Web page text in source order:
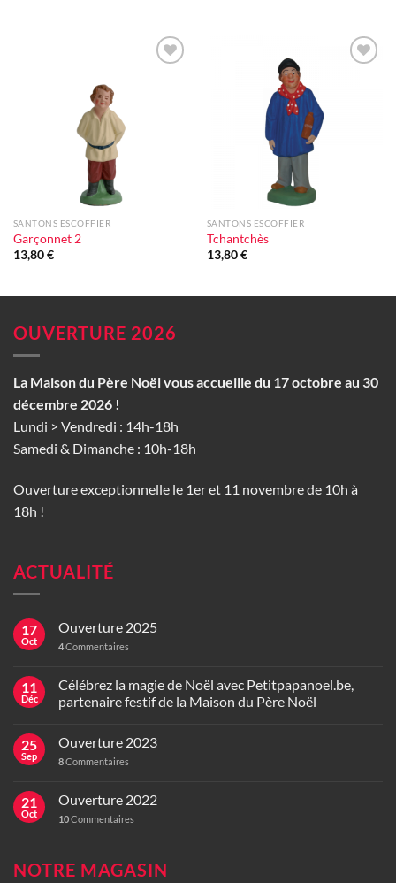
SANTONS ESCOFFIER
Garçonnet 2
13,80€
SANTONS ESCOFFIER
Tchantchès
13,80€
OUVERTURE 2026
La Maison du Père Noël vous accueille du 17 octobre au 30
décembre 2026 !
Lundi > Vendredi : 14h-18h
Samedi & Dimanche : 10h-18h
Ouverture exceptionnelle le 1er et 11 novembre de 10h à
18h !
ACTUALITÉ
17
Oct
Ouverture 2025
4Commentaires
11
Déc
Célébrez la magie de Noël avec Petitpapanoel.be,
partenaire festif de la Maison du Père Noël
25
Sep
Ouverture 2023
8Commentaires
21
Oct
Ouverture 2022
10Commentaires
NOTRE MAGASIN